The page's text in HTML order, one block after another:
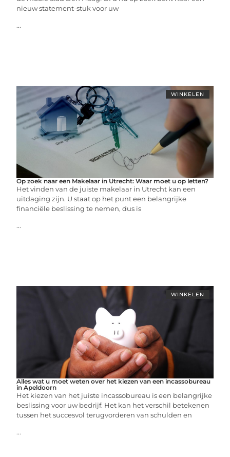
nieuw statement-stuk voor uw
...
WINKELEN
Op zoek naar een Makelaar in Utrecht: Waar moet u op letten?
Het vinden van de juiste makelaar in Utrecht kan een
uitdaging zijn. U staat op het punt een belangrijke
financiële beslissing te nemen, dus is
...
WINKELEN
Alles wat u moet weten over het kiezen van een incassobureau
in Apeldoorn
Het kiezen van het juiste incassobureau is een belangrijke
beslissing voor uw bedrijf. Het kan het verschil betekenen
tussen het succesvol terugvorderen van schulden en
...